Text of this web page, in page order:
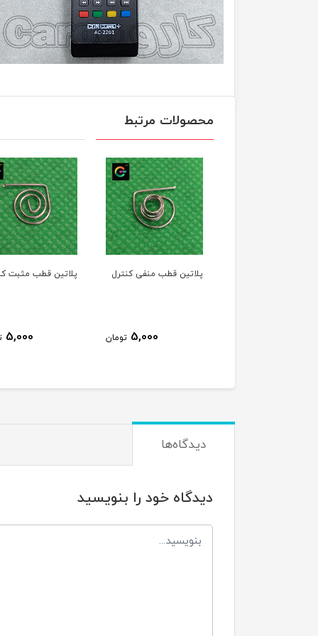
محصولات مرتبط
پلاتین قطب منفی کنترل
5,000 تومان
پلاتین قطب مثبت
5,000
دیدگاه‌ها
دیدگاه خود را بنویسید